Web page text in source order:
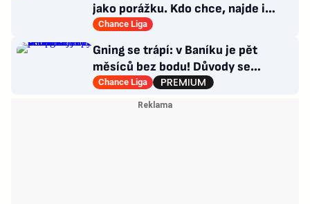
jako porážku. Kdo chce, najde i
hodně pozitivních věcí
Chance Liga
Gning se trápí: v Baníku je pět
měsíců bez bodu! Důvody se
opakují u tří trenérů
Chance Liga